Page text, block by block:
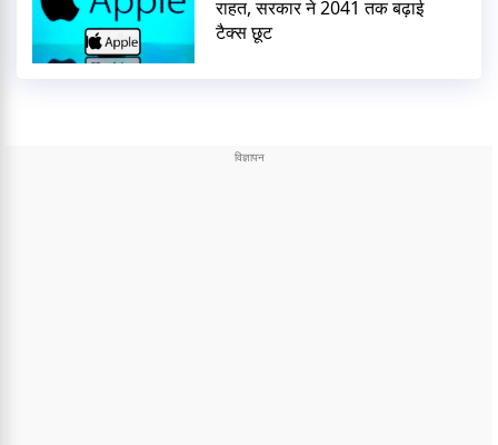
राहत, सरकार ने 2041 तक बढ़ाई
टैक्स छूट